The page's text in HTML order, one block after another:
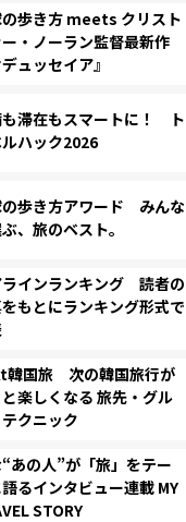
歩き方 meets クリスト
・ノーラン監督最新作
デュッセイア』
滞在もスマートに！ ト
ハック2026
歩き方アワード みんな
、旅のベスト。
ラインランキング 読者の
もとにランキング形式で
韓国旅 次の韓国旅行が
楽しくなる 旅先・グル
クニック
あの人”が「旅」をテー
るインタビュー連載 MY
STORY